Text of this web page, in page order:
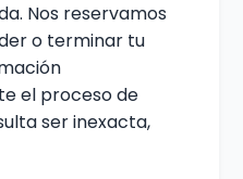
Nos reservamos
o terminar tu
el proceso de
ser inexacta,